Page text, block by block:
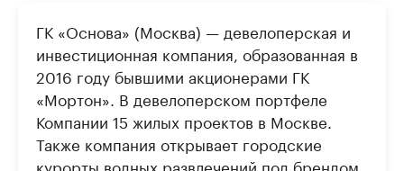
ГК «Основа» (Москва) — девелоперская и
инвестиционная компания, образованная в
2016 году бывшими акционерами ГК
«Мортон». В девелоперском портфеле
Компании 15 жилых проектов в Москве.
Также компания открывает городские
курорты водных развлечений под брендом